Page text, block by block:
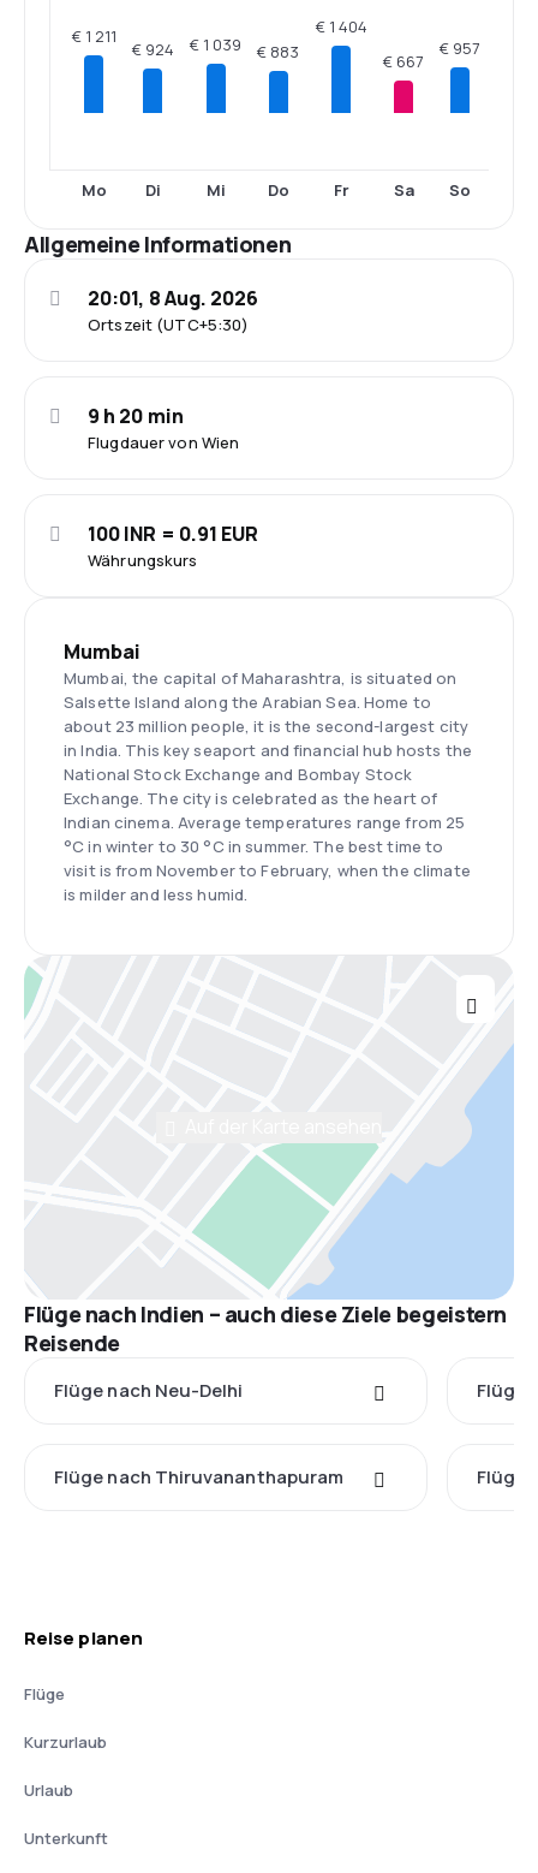
€ 1 211
Mo
€ 924
Di
€ 1 039
Mi
€ 883
Do
€ 1 404
Fr
€ 667
Sa
€ 957
So
Allgemeine Informationen
Ortszeit (UTC+5:30)
20:01, 8 Aug. 2026
Flugdauer von Wien
9 h 20 min
Währungskurs
100 INR = 0.91 EUR
Mumbai
Mumbai, the capital of Maharashtra, is situated on
Salsette Island along the Arabian Sea. Home to
about 23 million people, it is the second-largest city
in India. This key seaport and financial hub hosts the
National Stock Exchange and Bombay Stock
Exchange. The city is celebrated as the heart of
Indian cinema. Average temperatures range from 25
°C in winter to 30 °C in summer. The best time to
visit is from November to February, when the climate
is milder and less humid.
Flüge nach Indien – auch diese Ziele begeistern
Reisende
Flüge nach Neu-Delhi Flüge
Flüge nach Thiruvananthapuram Flüge
Reise planen
Flüge
Kurzurlaub
Urlaub
Unterkunft